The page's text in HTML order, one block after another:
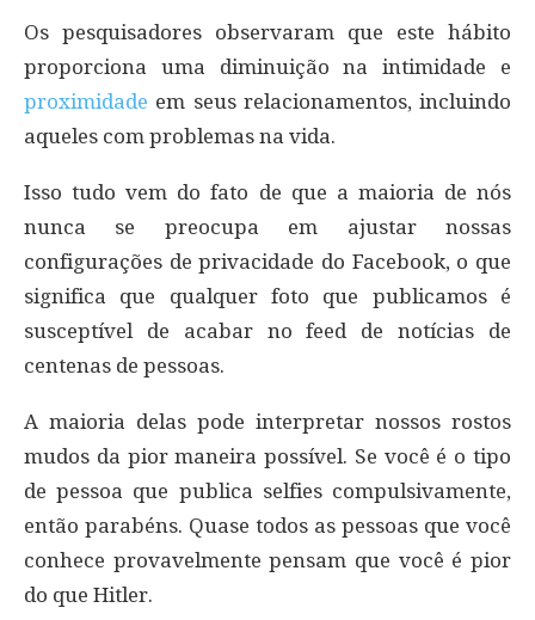
Os pesquisadores observaram que este hábito
proporciona uma diminuição na intimidade e
proximidade em seus relacionamentos, incluindo
aqueles com problemas na vida.
Isso tudo vem do fato de que a maioria de nós
nunca se preocupa em ajustar nossas
configurações de privacidade do Facebook, o que
significa que qualquer foto que publicamos é
susceptível de acabar no feed de notícias de
centenas de pessoas.
A maioria delas pode interpretar nossos rostos
mudos da pior maneira possível. Se você é o tipo
de pessoa que publica selfies compulsivamente,
então parabéns. Quase todos as pessoas que você
conhece provavelmente pensam que você é pior
do que Hitler.